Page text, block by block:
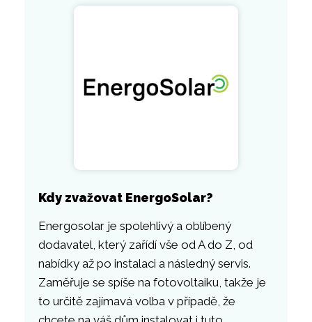
Kdy zvažovat EnergoSolar?
Energosolar je spolehlivý a oblíbený
dodavatel, který zařídí vše od A do Z, od
nabídky až po instalaci a následný servis.
Zaměřuje se spíše na fotovoltaiku, takže je
to určitě zajímavá volba v případě, že